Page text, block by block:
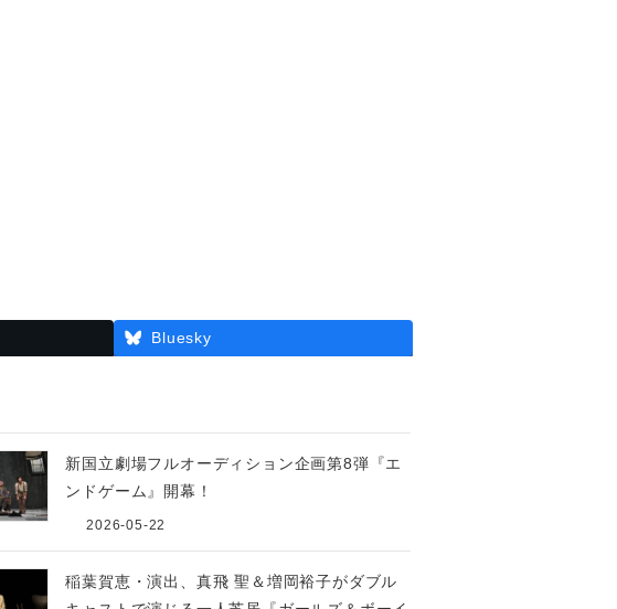
Bluesky
新国立劇場フルオーディション企画第8弾『エ
ンドゲーム』開幕！
2026-05-22
稲葉賀恵・演出、真飛 聖＆増岡裕子がダブル